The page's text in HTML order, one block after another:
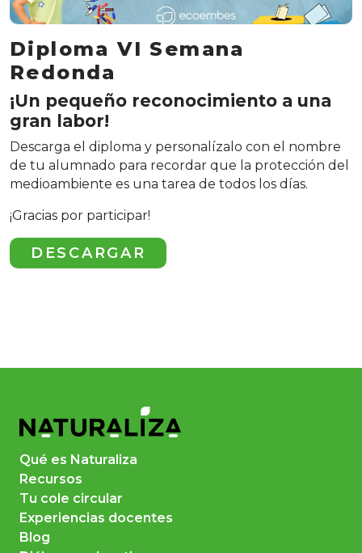
Diploma VI Semana
Redonda
¡Un pequeño reconocimiento a una
gran labor!
Descarga el diploma y personalízalo con el nombre
de tu alumnado para recordar que la protección del
medioambiente es una tarea de todos los días.
¡Gracias por participar!
DESCARGAR
Qué es Naturaliza
Recursos
Tu cole circular
Experiencias docentes
Blog